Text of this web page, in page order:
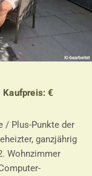
Kaufpreis: €
/ Plus-Punkte der
ganzjährig
Wohnzimmer